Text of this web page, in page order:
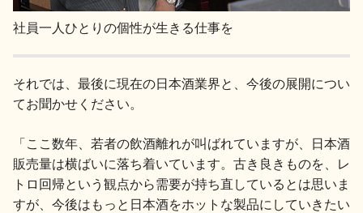
社員一人ひとりの個性が生きる仕事を
それでは、最後に現在の日本酒業界と、今後の展開につい
てお聞かせください。
「ここ数年、若者の飲酒離れが叫ばれていますが、日本酒
販売量は横ばいに落ち着いています。古き良きものを、レ
トロ回帰という観点から需要が持ち直しているとは思いま
すが、今後はもっと日本酒をホットな製品にしていきたい